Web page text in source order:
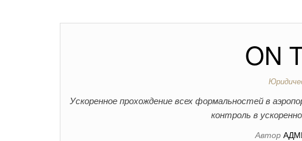
ON
Ускоренное прохождение всех формальностей в
контроль в
Автор